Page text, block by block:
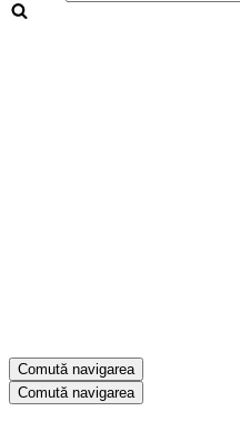
Comută navigarea
Comută navigarea